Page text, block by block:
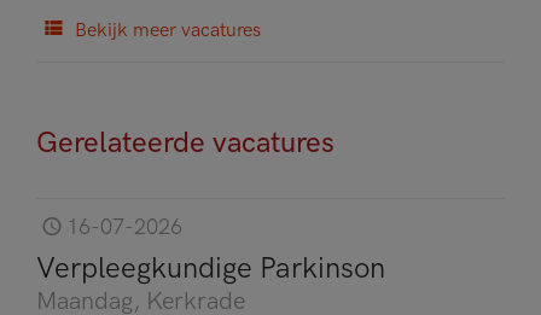
Bekijk meer vacatures
Gerelateerde vacatures
16-07-2026
Verpleegkundige Parkinson
Maandag, Kerkrade